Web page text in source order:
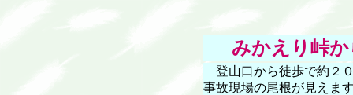
みかえり峠
登山口から徒歩で約２
事故現場の尾根が見えま